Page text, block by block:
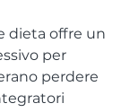
dieta offre un
per
perdere